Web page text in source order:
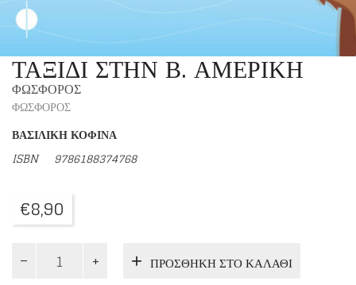
ΤΑΞΙΔΙ ΣΤΗΝ Β. ΑΜΕΡΙΚΗ
ΦΩΣΦΟΡΟΣ
ΦΩΣΦΟΡΟΣ
ΒΑΣΙΛΙΚΗ ΚΟΦΙΝΑ
ISBN9786188374768
€8,90
ΣΤΗΝ
ΠΡΟΣΘΉΚΗ ΣΤΟ ΚΑΛΆΘΙ